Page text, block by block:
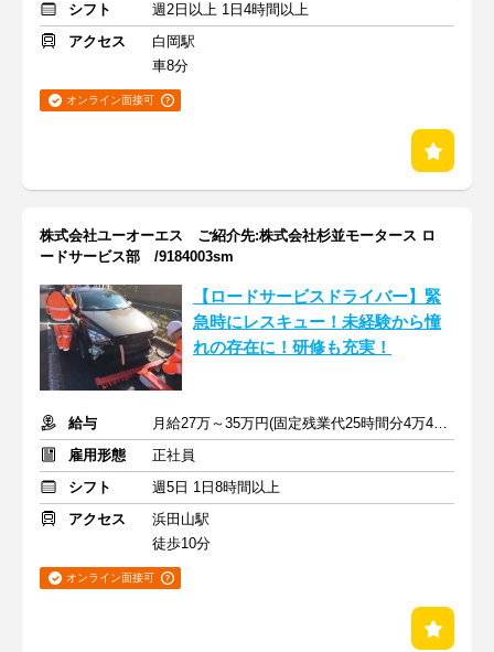
シフト
週2日以上 1日4時間以上
アクセス
白岡駅
車8分
オンライン面接可
株式会社ユーオーエス ご紹介先:株式会社杉並モータース ロ
ードサービス部 /9184003sm
【ロードサービスドライバー】緊
急時にレスキュー！未経験から憧
れの存在に！研修も充実！
給与
月給27万～35万円(固定残業代25時間分4万4000円含む)＋交通費
雇用形態
正社員
シフト
週5日 1日8時間以上
アクセス
浜田山駅
徒歩10分
オンライン面接可